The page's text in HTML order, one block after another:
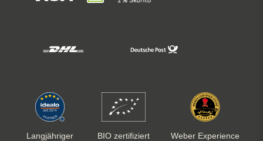
Langjähriger
BIO zertifiziert
Weber Experience